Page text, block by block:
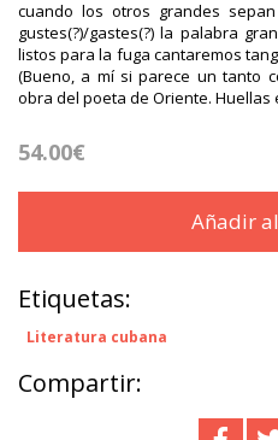
cuando los otros grandes
gustes(?)/gastes(?) la palabra
listos para la fuga cantaremos
(Bueno, a mí si parece un tanto
obra del poeta de Oriente. Huellas
54.00€
Añadir
Etiquetas:
Literatura cubana
Compartir: